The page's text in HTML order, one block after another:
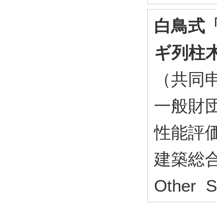
白鳥式
ギ列柱
（共
一般財
性能評
建築総
Other